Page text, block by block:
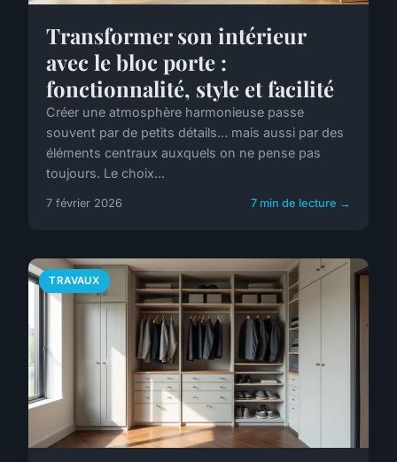
Transformer son intérieur
avec le bloc porte :
fonctionnalité, style et facilité
Créer une atmosphère harmonieuse passe
souvent par de petits détails… mais aussi par des
éléments centraux auxquels on ne pense pas
toujours. Le choix...
7 février 2026 7 min de lecture →
TRAVAUX